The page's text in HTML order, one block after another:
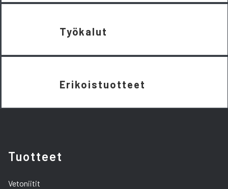
Työkalut
Erikoistuotteet
Tuotteet
Vetoniitit